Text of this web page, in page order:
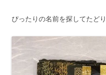
ぴったりの名前を探してたど